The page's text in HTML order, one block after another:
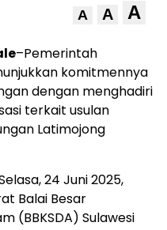
A A A
–Pemerintah
komitmennya
dengan menghadiri
terkait usulan
Latimojong
24 Juni 2025,
Balai Besar
(BBKSDA) Sulawesi